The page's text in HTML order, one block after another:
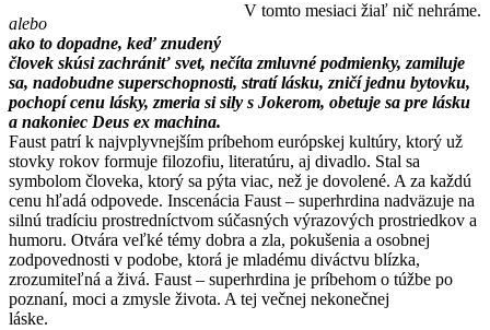
V tomto mesiaci žiaľ nič nehráme.
alebo
ako to dopadne, keď znudený
človek skúsi zachrániť svet, nečíta zmluvné podmienky, zamiluje
sa, nadobudne superschopnosti, stratí lásku, zničí jednu bytovku,
pochopí cenu lásky, zmeria si sily s Jokerom, obetuje sa pre lásku
a nakoniec Deus ex machina.
Faust patrí k najvplyvnejším príbehom európskej kultúry, ktorý už
stovky rokov formuje filozofiu, literatúru, aj divadlo. Stal sa
symbolom človeka, ktorý sa pýta viac, než je dovolené. A za každú
cenu hľadá odpovede. Inscenácia Faust – superhrdina nadväzuje na
silnú tradíciu prostredníctvom súčasných výrazových prostriedkov a
humoru. Otvára veľké témy dobra a zla, pokušenia a osobnej
zodpovednosti v podobe, ktorá je mladému diváctvu blízka,
zrozumiteľná a živá. Faust – superhrdina je príbehom o túžbe po
poznaní, moci a zmysle života. A tej večnej nekonečnej
láske.